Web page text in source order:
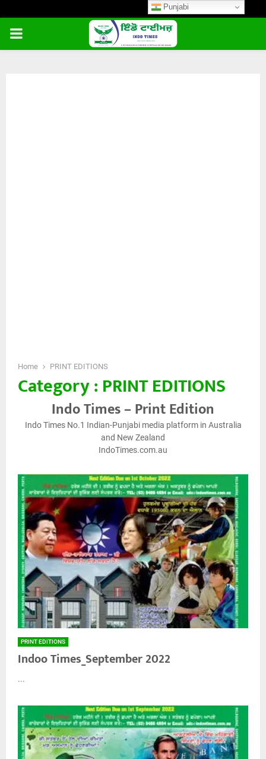
PRIMARY
Home PRINT EDITIONS
Category : PRINT EDITIONS
Indo Times – Print Edition
Indo Times No.1 Indian-Punjabi media platform in Australia
and New Zealand
IndoTimes.com.au
PRINT EDITIONS
Indoo Times_September 2022
...
Punjabi